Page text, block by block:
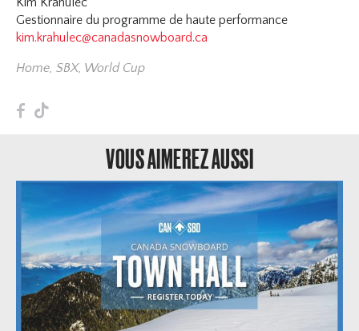
Gestionnaire du programme de haute performance
kim.krahulec@canadasnowboard.ca
Home,SBX, World Cup
F T
VOUS AIMEREZ AUSSI